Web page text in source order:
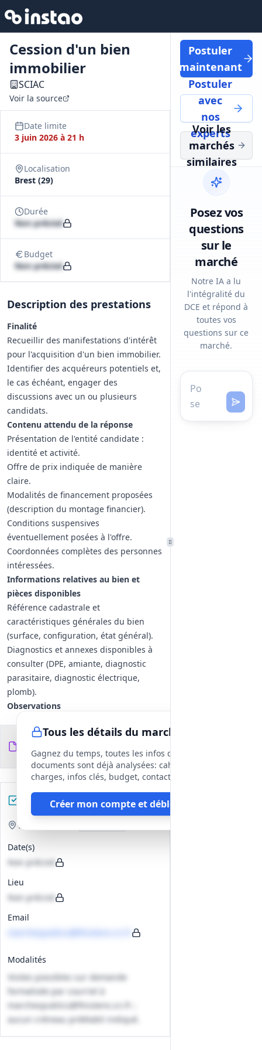
Cession d'un bien
immobilier
SCIAC
Voir la source
Date limite
3 juin 2026 à 21 h
Localisation
Brest (29)
Durée
Non précisé
Budget
Non précisé
Description des prestations
Finalité
Recueillir des manifestations d'intérêt
pour l'acquisition d'un bien immobilier.
Identifier des acquéreurs potentiels et,
le cas échéant, engager des
discussions avec un ou plusieurs
candidats.
Contenu attendu de la réponse
Présentation de l'entité candidate :
identité et activité.
Offre de prix indiquée de manière
claire.
Modalités de financement proposées
(description du montage financier).
Conditions suspensives
éventuellement posées à l'offre.
Coordonnées complètes des personnes
intéressées.
Informations relatives au bien et
pièces disponibles
Référence cadastrale et
caractéristiques générales du bien
(surface, configuration, état général).
Diagnostics et annexes disponibles à
consulter (DPE, amiante, diagnostic
parasitaire, diagnostic électrique,
plomb).
Observations
non d'une prestation de travaux ou
d'une fourniture de services
opérationnels. Les réponses doivent
être essentiellement commerciales et
financières.
Tous les détails du marché
Gagnez du temps, toutes les infos des
documents sont déjà analysées: cahier des
charges, infos clés, budget, contact, etc
Créer mon compte et débloquer
Documents du
DCE
fichiers
Préparez votre réponse
Visite de site
Date(s)
Non précisé
Lieu
Non précisé
Email
marchespublics@finistere.cci.fr
Modalités
Visites possibles sur demande
formalisée par courriel à
marchespublics@finistere.cci.fr ;
aucun créneau préétabli indiqué.
Postuler
maintenant
Postuler
avec
nos
experts
Voir les
marchés
similaires
Posez vos
questions
sur le
marché
Notre IA a lu
l'intégralité du
DCE et répond à
toutes vos
questions sur ce
marché.